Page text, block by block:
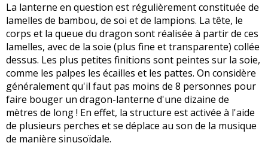
La lanterne en question est régulièrement constituée de
lamelles de bambou, de soi et de lampions. La tête, le
corps et la queue du dragon sont réalisée à partir de ces
lamelles, avec de la soie (plus fine et transparente) collée
dessus. Les plus petites finitions sont peintes sur la soie,
comme les palpes les écailles et les pattes. On considère
généralement qu'il faut pas moins de 8 personnes pour
faire bouger un dragon-lanterne d'une dizaine de
mètres de long ! En effet, la structure est activée à l'aide
de plusieurs perches et se déplace au son de la musique
de manière sinusoïdale.